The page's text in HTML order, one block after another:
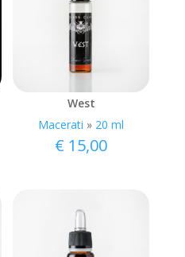
West
Macerati » 20 ml
€ 15,00